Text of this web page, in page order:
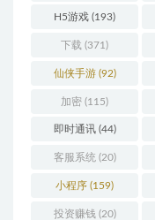
H5游戏 (193)
下载 (371)
仙侠手游(92)
加密 (115)
即时通讯(44)
客服系统 (20)
小程序 (159)
投资赚钱 (20)